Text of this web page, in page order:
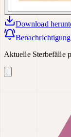
Download
Aktuelle Sterbefälle